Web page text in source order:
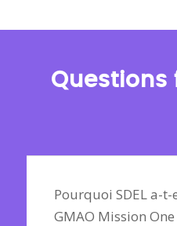
Questions
Pourquoi SDEL a-
GMAO Mission One